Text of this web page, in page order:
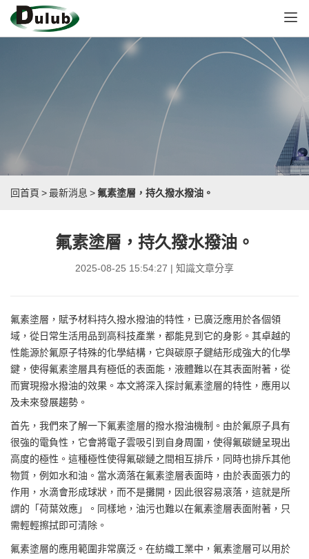
回首頁 >最新消息 > 氟素塗層，持久撥水撥油。
氟素塗層，持久撥水撥油。
2025-08-25 15:54:27 | 知識文章分享
氟素塗層 ，賦予材料持久撥水撥油的特性，已廣泛應用於各個領
域，從日常生活用品到高科技產業，都能見到它的身影。其卓越的
性能源於氟原子特殊的化學結構，它與碳原子鍵結形成強大的化學
鍵，使得氟素塗層具有極低的表面能，液體難以在其表面附著，從
而實現撥水撥油的效果。本文將深入探討氟素塗層的特性，應用以
及未來發展趨勢。
首先，我們來了解一下氟素塗層的撥水撥油機制。由於氟原子具有
很強的電負性，它會將電子雲吸引到自身周圍，使得氟碳鏈呈現出
高度的極性。這種極性使得氟碳鏈之間相互排斥，同時也排斥其他
物質，例如水和油。當水滴落在氟素塗層表面時，由於表面張力的
作用，水滴會形成球狀，而不是攤開，因此很容易滾落，這就是所
謂的「荷葉效應」。同樣地，油污也難以在氟素塗層表面附著，只
需輕輕擦拭即可清除。
氟素塗層的應用範圍非常廣泛。在紡織工業中，氟素塗層可以用於